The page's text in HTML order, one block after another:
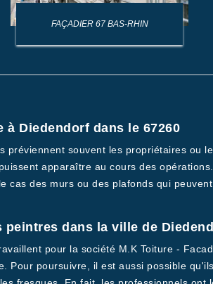
FAÇADIER 67 BAS-RHIN
Diedendorf dans le 67260
souvent les propriétaires ou
apparaître au cours des
des murs ou des plafonds qui
dans la ville de
pour la société M.K Toiture -
Pour poursuivre, il est aussi possible